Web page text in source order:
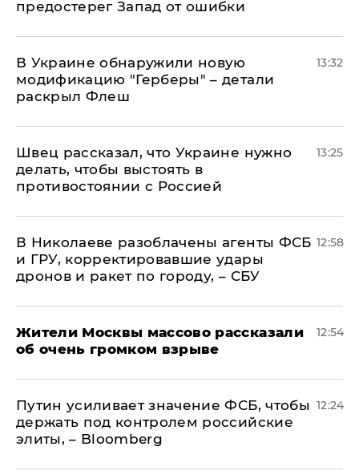
предостерег Запад от ошибки
В Украине обнаружили новую
модификацию "Герберы" – детали
раскрыл Флеш
13:32
Швец рассказал, что Украине нужно
делать, чтобы выстоять в
противостоянии с Россией
13:25
В Николаеве разоблачены агенты ФСБ
и ГРУ, корректировавшие удары
дронов и ракет по городу, – СБУ
12:58
Жители Москвы массово рассказали
об очень громком взрыве
12:54
Путин усиливает значение ФСБ, чтобы
держать под контролем российские
элиты, – Bloomberg
12:24